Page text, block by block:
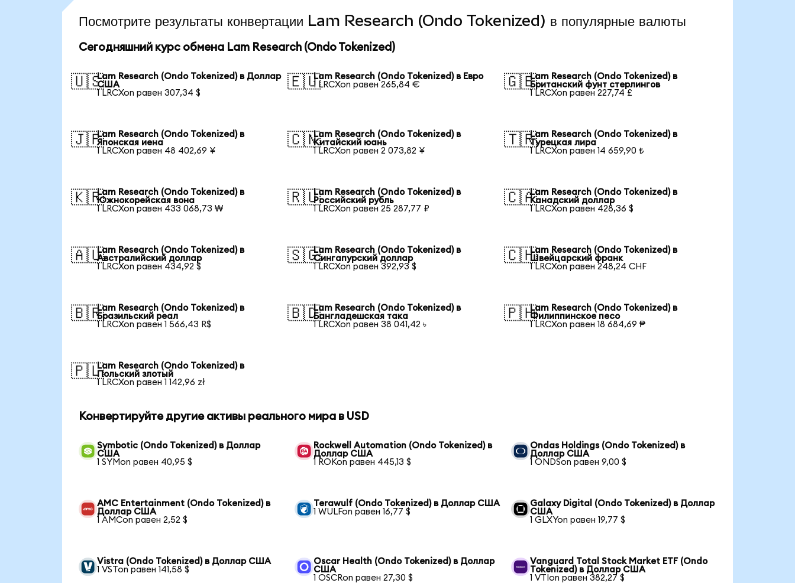
Посмотрите результаты конвертации Lam Research (Ondo Tokenized) в популярные валюты
Сегодняшний курс обмена Lam Research (Ondo Tokenized)
🇺🇸Lam Research (Ondo Tokenized) в Доллар
США
1 LRCXon равен 307,34 $
🇪🇺Lam Research (Ondo Tokenized) в Евро
1 LRCXon равен 265,84 €
🇬🇧Lam Research (Ondo Tokenized) в
Британский фунт стерлингов
1 LRCXon равен 227,74 £
🇯🇵Lam Research (Ondo Tokenized) в
Японская иена
1 LRCXon равен 48 402,69 ¥
🇨🇳Lam Research (Ondo Tokenized) в
Китайский юань
1 LRCXon равен 2 073,82 ¥
🇹🇷Lam Research (Ondo Tokenized) в
Турецкая лира
1 LRCXon равен 14 659,90 ₺
🇰🇷Lam Research (Ondo Tokenized) в
Южнокорейская вона
1 LRCXon равен 433 068,73 ₩
🇷🇺Lam Research (Ondo Tokenized) в
Российский рубль
1 LRCXon равен 25 287,77 ₽
🇨🇦Lam Research (Ondo Tokenized) в
Канадский доллар
1 LRCXon равен 428,36 $
🇦🇺Lam Research (Ondo Tokenized) в
Австралийский доллар
1 LRCXon равен 434,92 $
🇸🇬Lam Research (Ondo Tokenized) в
Сингапурский доллар
1 LRCXon равен 392,93 $
🇨🇭Lam Research (Ondo Tokenized) в
Швейцарский франк
1 LRCXon равен 248,24 CHF
🇧🇷Lam Research (Ondo Tokenized) в
Бразильский реал
1 LRCXon равен 1 566,43 R$
🇧🇩Lam Research (Ondo Tokenized) в
Бангладешская така
1 LRCXon равен 38 041,42 ৳
🇵🇭Lam Research (Ondo Tokenized) в
Филиппинское песо
1 LRCXon равен 18 684,69 ₱
🇵🇱Lam Research (Ondo Tokenized) в
Польский злотый
1 LRCXon равен 1 142,96 zł
Конвертируйте другие активы реального мира в USD
Symbotic (Ondo Tokenized) в Доллар
США
1 SYMon равен 40,95 $
Rockwell Automation (Ondo Tokenized) в
Доллар США
1 ROKon равен 445,13 $
Ondas Holdings (Ondo Tokenized) в
Доллар США
1 ONDSon равен 9,00 $
AMC Entertainment (Ondo Tokenized) в
Доллар США
1 AMCon равен 2,52 $
Terawulf (Ondo Tokenized) в Доллар США
1 WULFon равен 16,77 $
Galaxy Digital (Ondo Tokenized) в Доллар
США
1 GLXYon равен 19,77 $
Vistra (Ondo Tokenized) в Доллар США
1 VSTon равен 141,58 $
Oscar Health (Ondo Tokenized) в Доллар
США
1 OSCRon равен 27,30 $
Vanguard Total Stock Market ETF (Ondo
Tokenized) в Доллар США
1 VTIon равен 382,27 $